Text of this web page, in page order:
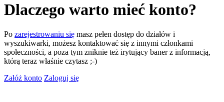
Dlaczego warto mieć konto?
Po zarejestrowaniu się masz pełen dostęp do działów i
wyszukiwarki, możesz kontaktować się z innymi członkami
społeczności, a poza tym zniknie też irytujący baner z informacją,
którą teraz właśnie czytasz ;-)
Załóż konto Zaloguj się